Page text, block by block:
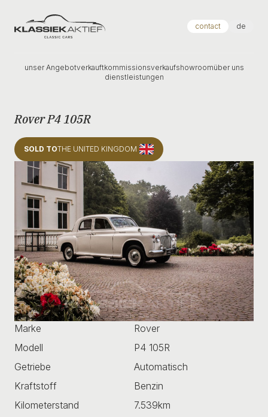
Klassiek Aktief contact de
unser Angebotverkauftkommissionsverkaufshowroomüber uns
dienstleistungen
Rover P4 105R
SOLD TOTHE UNITED KINGDOM
Marke
Rover
Modell
P4 105R
Getriebe
Automatisch
Kraftstoff
Benzin
Kilometerstand
7.539km